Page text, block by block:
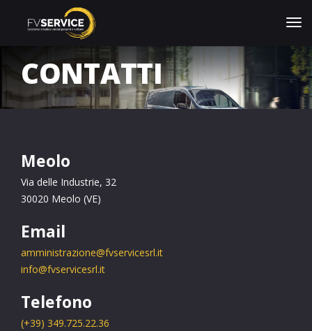
CONTATTI
Meolo
Via delle Industrie, 32
30020 Meolo (VE)
Email
amministrazione@fvservicesrl.it
info@fvservicesrl.it
Telefono
(+39) 349.725.22.36